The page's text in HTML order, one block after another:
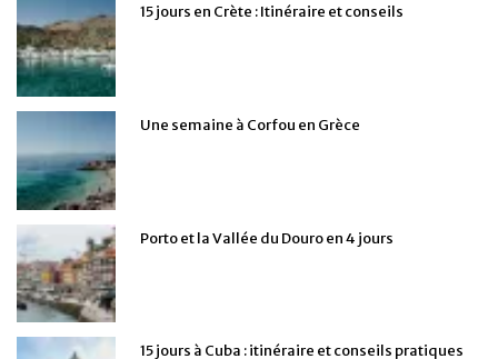
15 jours en Crète : Itinéraire et conseils
Une semaine à Corfou en Grèce
Porto et la Vallée du Douro en 4 jours
15 jours à Cuba : itinéraire et conseils pratiques